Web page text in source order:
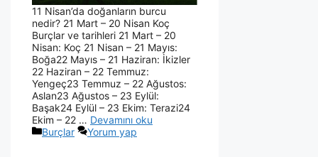
11 Nisan’da doğanların burcu
nedir? 21 Mart – 20 Nisan Koç
Burçlar ve tarihleri 21 Mart – 20
Nisan: Koç 21 Nisan – 21 Mayıs:
Boğa22 Mayıs – 21 Haziran: İkizler
22 Haziran – 22 Temmuz:
Yengeç23 Temmuz – 22 Ağustos:
Aslan23 Ağustos – 23 Eylül:
Başak24 Eylül – 23 Ekim: Terazi24
Ekim – 22 … Devamını oku
Burçlar
Yorum yap